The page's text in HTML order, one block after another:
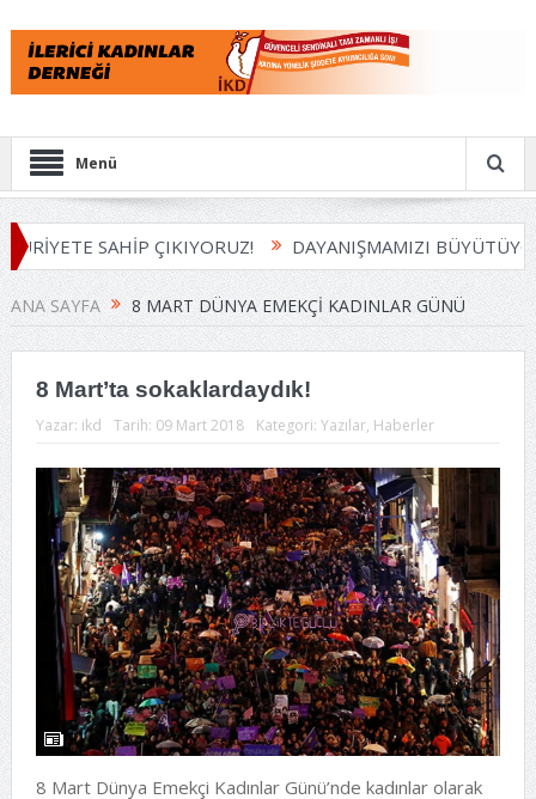
Menü
ÇIKIYORUZ! DAYANIŞMAMIZI BÜYÜTÜYORUZ
ANA SAYFA 8 MART DÜNYA EMEKÇI KADINLAR GÜNÜ
8 Mart’ta sokaklardaydık!
Yazar: ikd Tarih: 09 Mart 2018 Kategori: Yazılar, Haberler
8 Mart Dünya Emekçi Kadınlar Günü’nde kadınlar olarak